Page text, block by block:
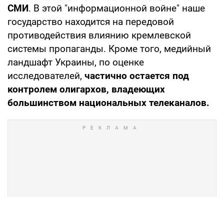
СМИ. В этой "информационной войне" наше
государство находится на передовой
противодействия влиянию кремлевской
системы пропаганды. Кроме того, медийный
ландшафт Украины, по оценке
исследователей, частично остается под
контролем олигархов, владеющих
большинством национальных телеканалов.